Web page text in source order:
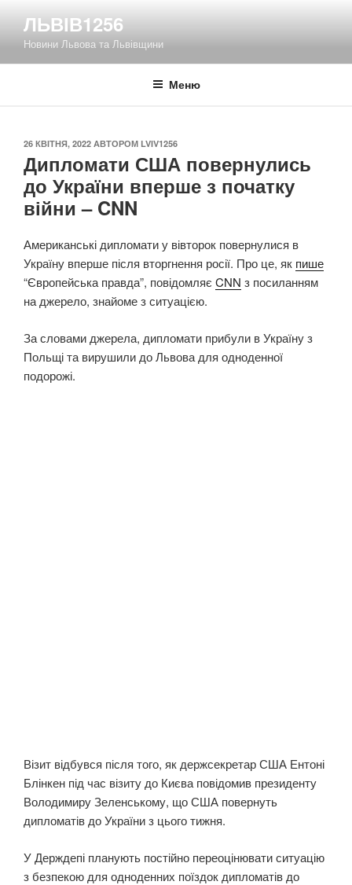
вмісту
ЛЬВІВ1256
Новини Львова та Львівщини
Меню
ОПУБЛІКОВАНО
26 КВІТНЯ, 2022 АВТОРОМ LVIV1256
Дипломати США повернулись
до України вперше з початку
війни – CNN
Американські дипломати у вівторок повернулися в
Україну вперше після вторгнення росії. Про це, як пише
“Європейська правда”, повідомляє CNN з посиланням
на джерело, знайоме з ситуацією.
За словами джерела, дипломати прибули в Україну з
Польщі та вирушили до Львова для одноденної
подорожі.
Візит відбувся після того, як держсекретар США Ентоні
Блінкен під час візиту до Києва повідомив президенту
Володимиру Зеленському, що США повернуть
дипломатів до України з цього тижня.
У Держдепі планують постійно переоцінювати ситуацію
з безпекою для одноденних поїздок дипломатів до